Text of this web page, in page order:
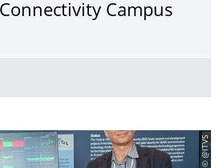
Campus
© @ITVS